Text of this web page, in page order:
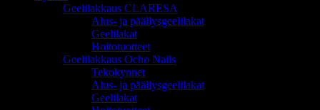
Geelilakkaus CLARESA
Alus- ja päällysgeelilakat
Geelilakat
Hoitotuotteet
Geelilakkaus Ocho Nails
Tekokynnet
Alus- ja päällysgeelilakat
Geelilakat